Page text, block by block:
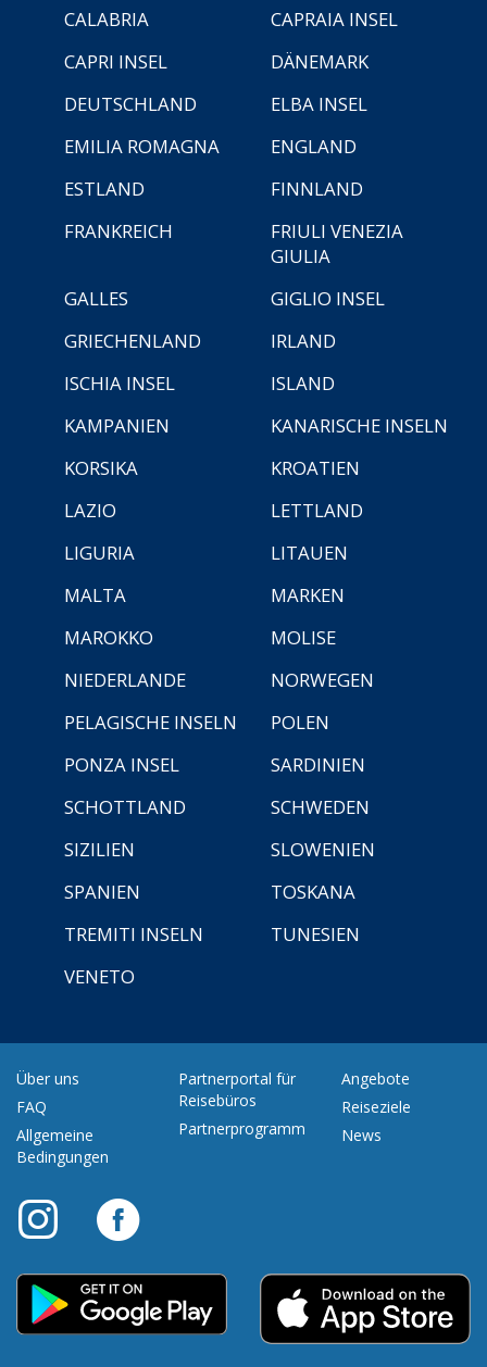
CALABRIA
CAPRAIA INSEL
CAPRI INSEL
DÄNEMARK
DEUTSCHLAND
ELBA INSEL
EMILIA ROMAGNA
ENGLAND
ESTLAND
FINNLAND
FRANKREICH
FRIULI VENEZIA
GIULIA
GALLES
GIGLIO INSEL
GRIECHENLAND
IRLAND
ISCHIA INSEL
ISLAND
KAMPANIEN
KANARISCHE INSELN
KORSIKA
KROATIEN
LAZIO
LETTLAND
LIGURIA
LITAUEN
MALTA
MARKEN
MAROKKO
MOLISE
NIEDERLANDE
NORWEGEN
PELAGISCHE INSELN
POLEN
PONZA INSEL
SARDINIEN
SCHOTTLAND
SCHWEDEN
SIZILIEN
SLOWENIEN
SPANIEN
TOSKANA
TREMITI INSELN
TUNESIEN
VENETO
Über uns
FAQ
Allgemeine
Bedingungen
Partnerportal für
Reisebüros
Partnerprogramm
Angebote
Reiseziele
News